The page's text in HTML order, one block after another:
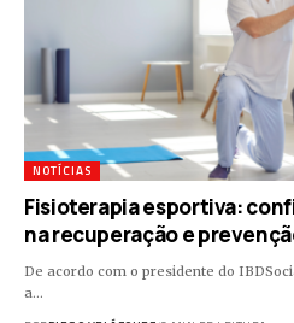
NOTÍCIAS
Fisioterapia esportiva:
na recuperação e
De acordo com o presidente do
a…